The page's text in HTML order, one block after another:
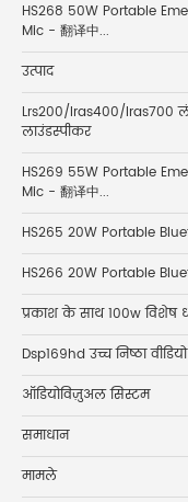
HS268 50W Portable
Mic - 翻译中...
उत्पाद
Lrs200/lras400/lras700
लाउंडस्पीकर
HS269 55W Portable
Mic - 翻译中...
HS265 20W Portable
HS266 20W Portable
प्रकाश के साथ 100w
Dsp169hd उच्च निष्ठा
ऑडियोविज़ुअल सिस्टम
समाधान
मामले